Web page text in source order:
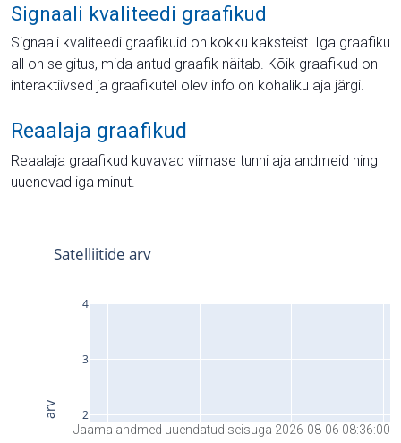
Signaali kvaliteedi graafikud
Signaali kvaliteedi graafikuid on kokku kaksteist. Iga graafiku
all on selgitus, mida antud graafik näitab. Kõik graafikud on
interaktiivsed ja graafikutel olev info on kohaliku aja järgi.
Reaalaja graafikud
Reaalaja graafikud kuvavad viimase tunni aja andmeid ning
uuenevad iga minut.
Jaama andmed uuendatud seisuga 2026-08-06 08:36:00